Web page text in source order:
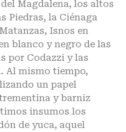
Magdalena, los altos
Piedras, la Ciénaga
Isnos en
blanco y negro de las
por Codazzi y las
Al mismo tiempo,
un papel
y barniz
insumos los
de yuca, aquel